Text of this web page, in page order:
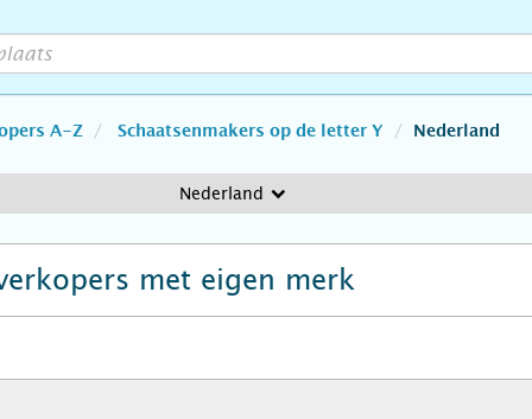
A-Z Schaatsenmakers op de letter Y Nederland
Nederland
met eigen merk